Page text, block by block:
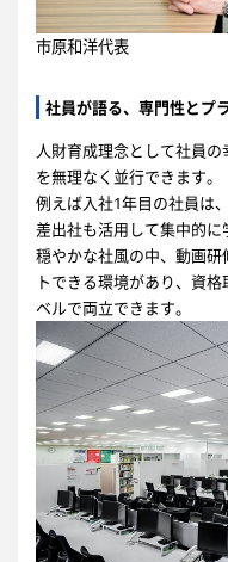
市原和洋代表
社員が語る、専門性とプ
人財育成理念として社員
を無理なく並行できます。
例えば入社1年目の社員は
差出社も活用して集中的に
穏やかな社風の中、動画
トできる環境があり、資
ベルで両立できます。